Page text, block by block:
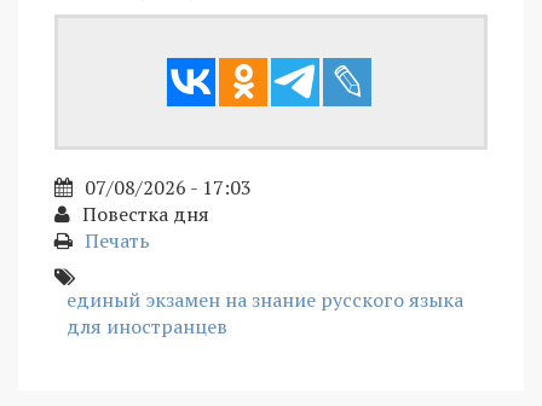
07/08/2026 - 17:03
Повестка дня
Печать
единый экзамен на знание русского языка
для иностранцев